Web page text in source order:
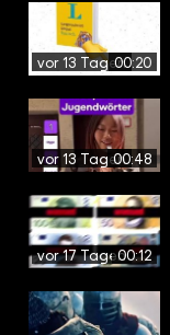
vor 13 Tagen00:20
vor 13 Tagen00:48
vor 17 Tagen00:12